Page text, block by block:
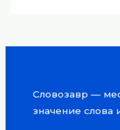
Словозавр —
значение слова